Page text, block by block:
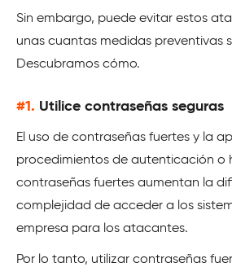
Sin embargo, puede evitar estos
unas cuantas medidas preventivas
Descubramos cómo.
#1. Utilice contraseñas seguras
El uso de contraseñas fuertes y la
procedimientos de autenticación o
contraseñas fuertes aumentan la
complejidad de acceder a los
empresa para los atacantes.
Por lo tanto, utilizar contraseñas